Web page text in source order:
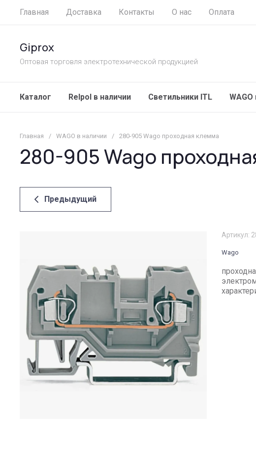
Главная Доставка Контакты О нас Оплата
Giprox
Оптовая торговля электротехнической продукцией
Каталог Relpol в наличии Светильники ITL WAGO
Главная / WAGO в наличии / 280-905 Wago проходная клемма
280-905 Wago
Предыдущий
Артикул:
Wago